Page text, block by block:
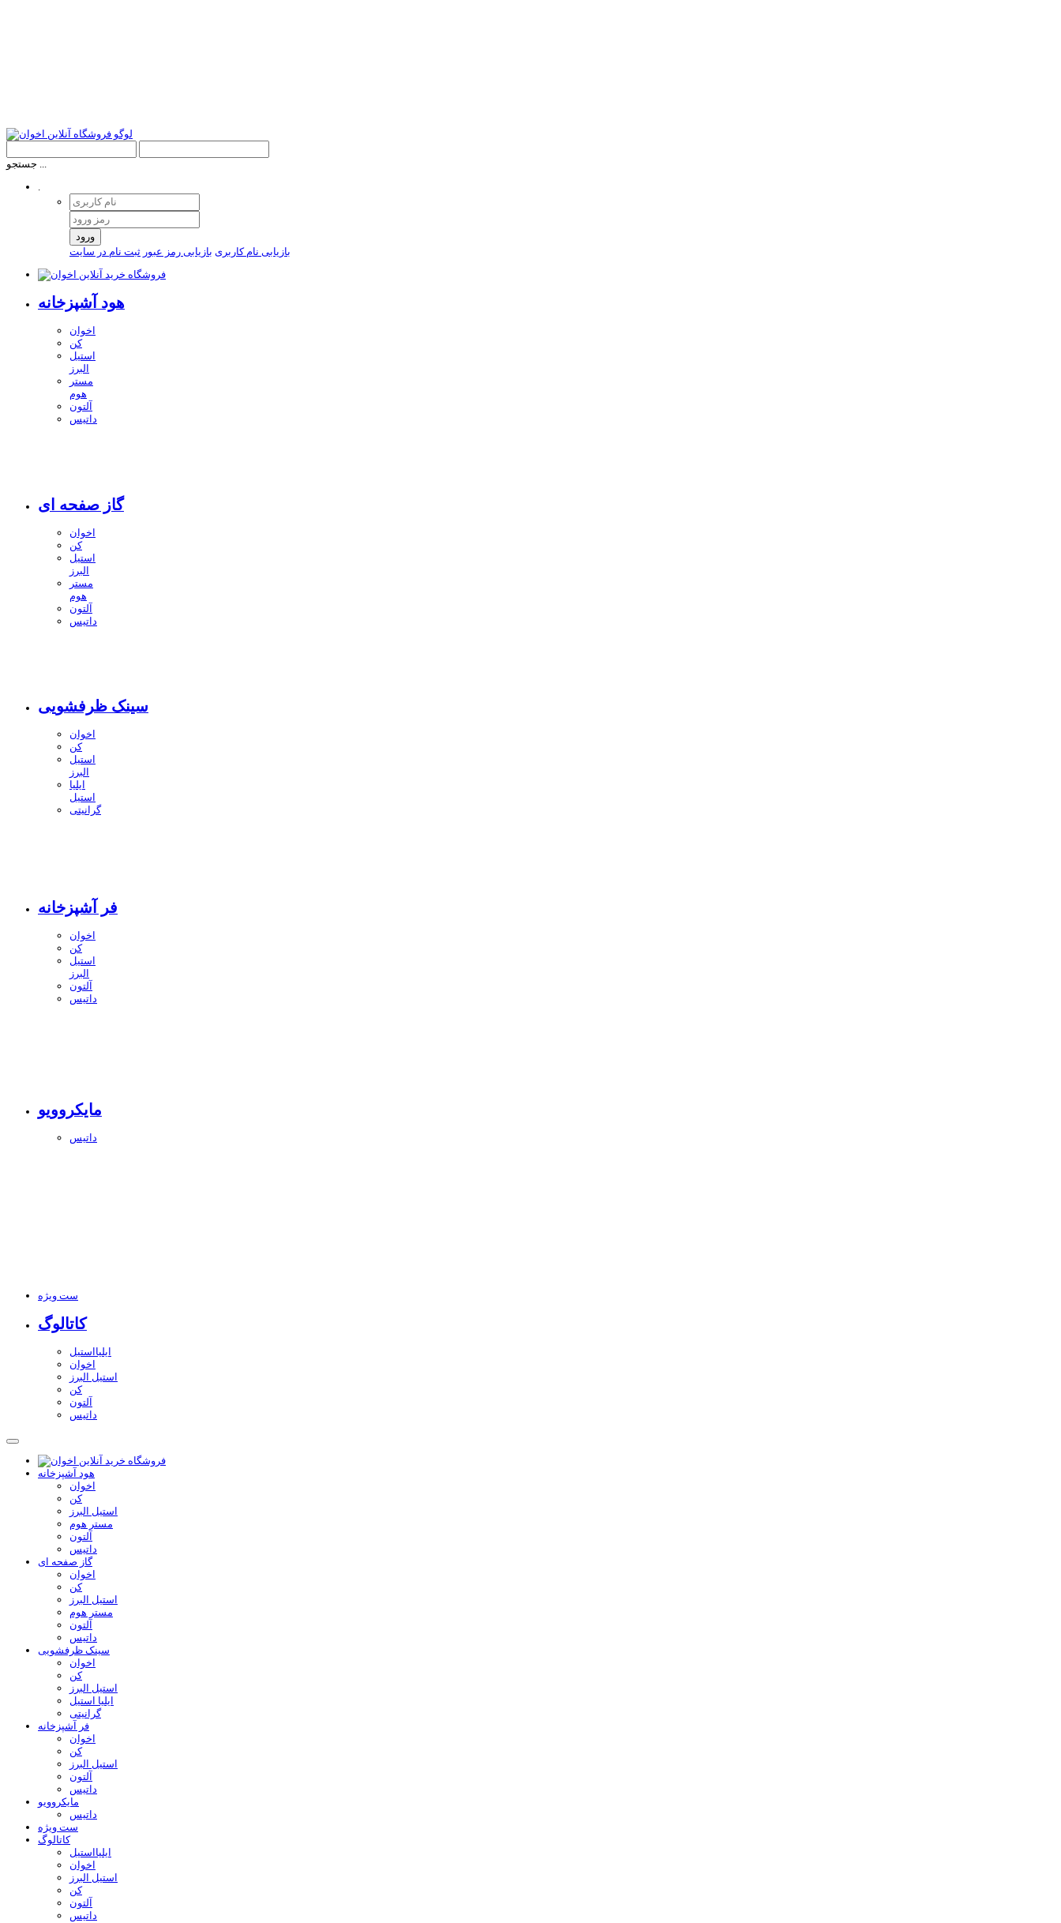
جستجو ...
.
ورود
بازیابی نام کاربری بازیابی رمز عبور ثبت نام در سایت
هود آشپزخانه
اخوان
کن
استیل
البرز
مستر
هوم
آلتون
داتیس
گاز صفحه ای
اخوان
کن
استیل
البرز
مستر
هوم
آلتون
داتیس
سینک ظرفشویی
اخوان
کن
استیل
البرز
ایلیا
استیل
گرانیتی
فر آشپزخانه
اخوان
کن
استیل
البرز
آلتون
داتیس
مایکروویو
داتیس
ست ویژه
کاتالوگ
ایلیااستیل
اخوان
استیل البرز
کن
آلتون
داتیس
هود آشپزخانه
اخوان
کن
استیل البرز
مستر هوم
آلتون
داتیس
گاز صفحه ای
اخوان
کن
استیل البرز
مستر هوم
آلتون
داتیس
سینک ظرفشویی
اخوان
کن
استیل البرز
ایلیا استیل
گرانیتی
فر آشپزخانه
اخوان
کن
استیل البرز
آلتون
داتیس
مایکروویو
داتیس
ست ویژه
کاتالوگ
ایلیااستیل
اخوان
استیل البرز
کن
آلتون
داتیس